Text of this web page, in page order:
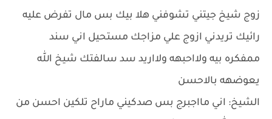
زوج شيخ جيتني تشوفني هلا بيك بس مال تفرض عليه
رائيك تريدني ازوج علي مزاجك مستحيل اني سند
ممفكره بيه ولااحبهه ولااريد سد سالفتك شيخ الله
يعوضهه بالاحسن
الشيخ: اني مااجبرج بس صدكيني ماراح تلكين احسن من